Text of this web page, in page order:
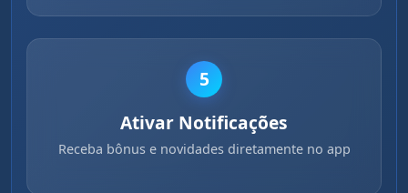
5
Ativar Notificações
Receba bônus e novidades diretamente no app